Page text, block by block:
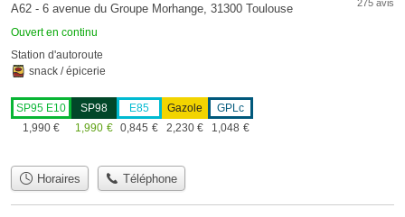
A62 - 6 avenue du Groupe Morhange, 31300 Toulouse
Ouvert en continu
275 avis
Station d'autoroute
snack / épicerie
SP95 E10
1,990 €
SP98
1,990 €
E85
0,845 €
Gazole
2,230 €
GPLc
1,048 €
Horaires Téléphone